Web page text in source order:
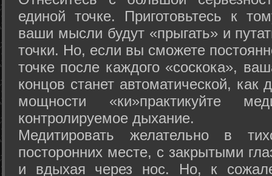
единой точке. Приготовьтесь к
ваши мысли будут «прыгать» и
точки. Но, если вы сможете
точке после каждого «соскока»,
концов станет автоматической,
мощности «ки»практикуйте
контролируемое дыхание.
Медитировать желательно в
посторонних месте, с закрытыми
и вдыхая через нос. Но, к